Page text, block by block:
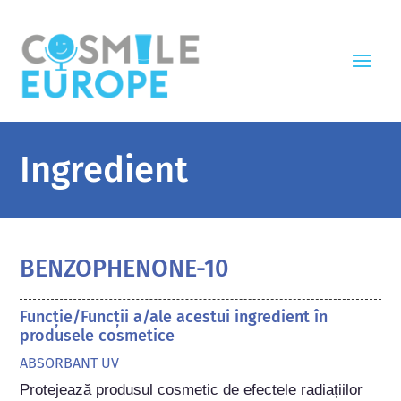
Ingredient
BENZOPHENONE-10
Funcție/Funcții a/ale acestui ingredient în
produsele cosmetice
ABSORBANT UV
Protejează produsul cosmetic de efectele radiațiilor